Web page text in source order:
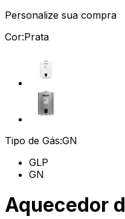
Personalize sua compra
Cor:Prata
Tipo de Gás:GN
GLP
GN
Aquecedor